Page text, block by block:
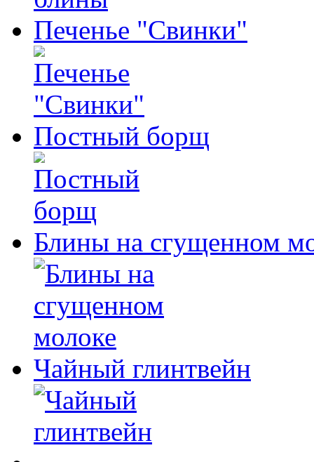
Печенье "Свинки"
Постный борщ
Блины на сгущенном
Чайный глинтвейн